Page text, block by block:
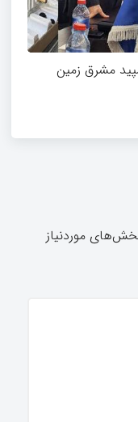
مشرق زمین
موردنیاز